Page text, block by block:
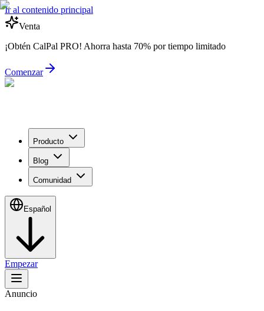
Ir al contenido principal
Venta
¡Obtén CalPal PRO! Ahorra hasta 70% por tiempo limitado
Comenzar
Producto
Blog
Comunidad
Español
Empezar
Anuncio